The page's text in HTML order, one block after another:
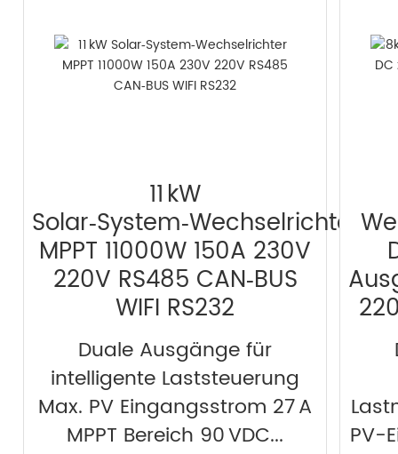
11 kW
Solar‑System‑Wechselrichter
MPPT 11000W 150A 230V
220V RS485 CAN‑BUS
WIFI RS232
Duale Ausgänge für
intelligente Laststeuerung
Max. PV Eingangsstrom 27 A
MPPT Bereich 90 VDC...
PV-